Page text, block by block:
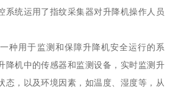
系统运用了指纹采集器对升降机操作人员
种用于监测和保障升降机安全运行的系
降机中的传感器和监测设备，实时监测升
态，以及环境因素，如温度、湿度等，从